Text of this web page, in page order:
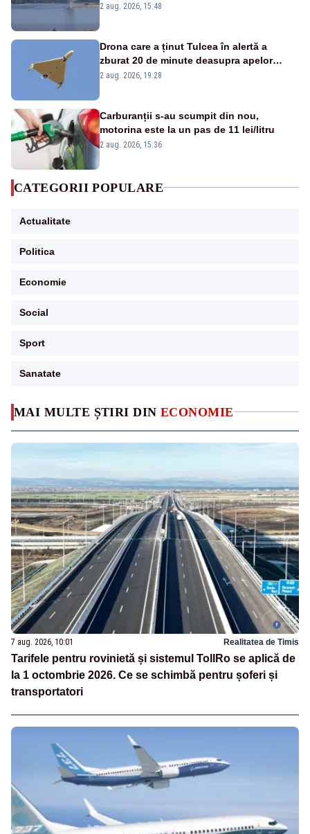
MAI MULTE ȘTIRI DIN ECONOMIE
7 aug. 2026, 10:01 Realitatea de Timis
Tarifele pentru rovinietă și sistemul TollRo se aplică de
la 1 octombrie 2026. Ce se schimbă pentru șoferi și
transportatori
detonările luni – VIDEO
2 aug. 2026, 15:48
Drona care a ținut Tulcea în alertă a
zburat 20 de minute deasupra apelor
României. Au fost ridicate două F-16
2 aug. 2026, 19:28
Carburanții s-au scumpit din nou,
motorina este la un pas de 11 lei/litru
2 aug. 2026, 15:36
CATEGORII POPULARE
Actualitate
Politica
Economie
Social
Sport
Sanatate